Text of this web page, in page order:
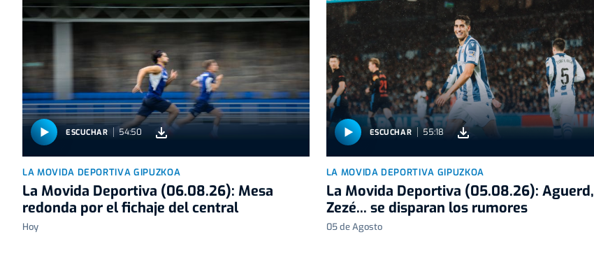
ESCUCHAR 54:50
LA MOVIDA DEPORTIVA GIPUZKOA
La Movida Deportiva (06.08.26): Mesa
redonda por el fichaje del central
Hoy
ESCUCHAR 55:18
LA MOVIDA DEPORTIVA GIPUZKOA
La Movida Deportiva (05.08.26): Aguerd,
Zezé... se disparan los rumores
05 de Agosto